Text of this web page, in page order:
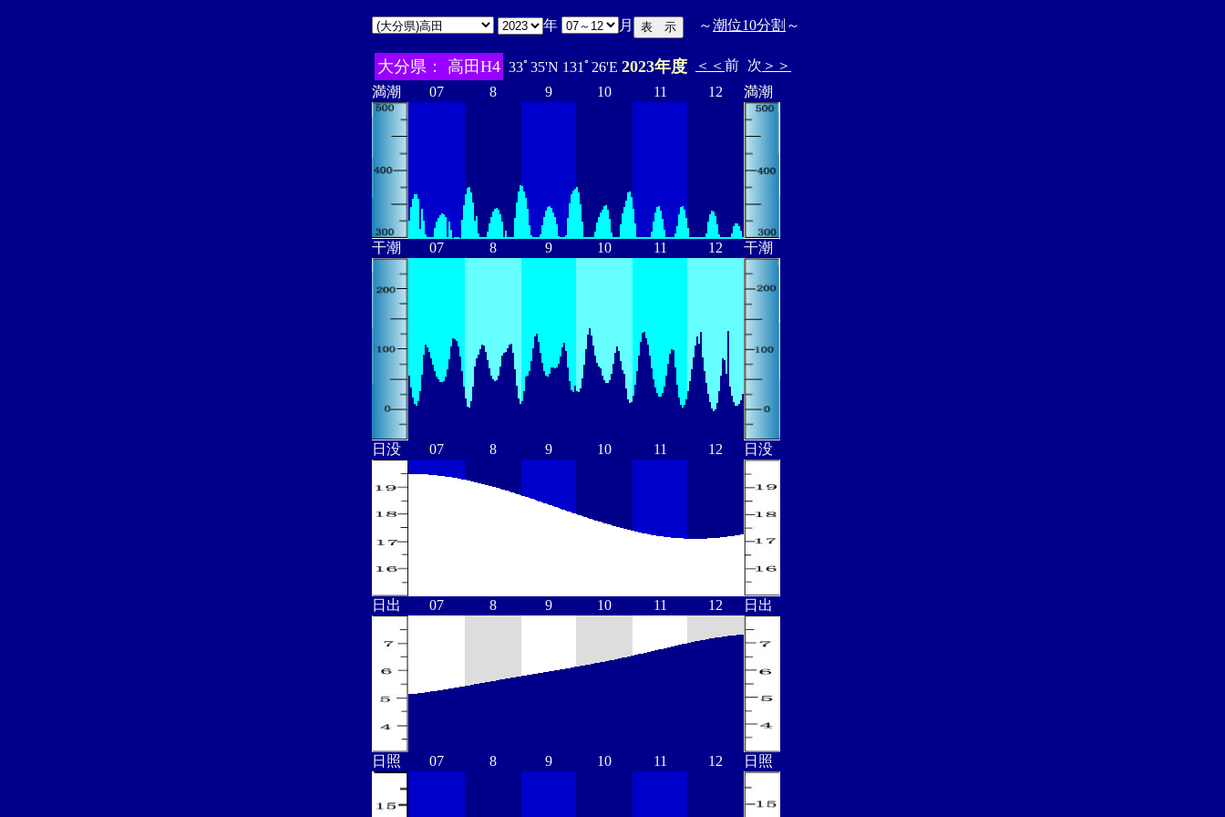
年 月 ～潮位10分割 ～
大分県： 高田H4 33ﾟ35'N 131ﾟ26'E 2023年度 ＜＜ 前 次 ＞＞
満潮
07 8 9 10 11 12 満潮
干潮 07 8 9 10 11 12 干潮
日没 07 8 9 10 11 12 日没
日出 07 8 9 10 11 12 日出
日照 07 8 9 10 11 12 日照